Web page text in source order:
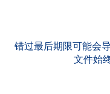
错过最后期限可能会
文件始